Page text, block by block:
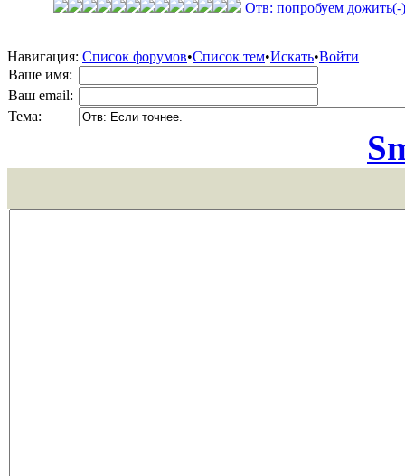
Отв: попробуем дожить(-)
Навигация: Список форумов•Список тем•Искать•Войти
Ваше имя:
Ваш email:
Тема: